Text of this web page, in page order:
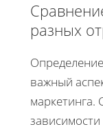
разных
важный
маркетинга.